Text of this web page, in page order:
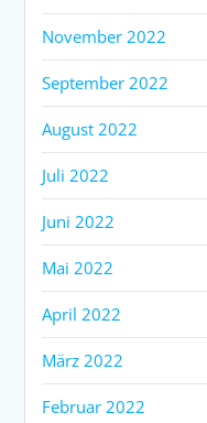
November 2022
September 2022
August 2022
Juli 2022
Juni 2022
Mai 2022
April 2022
März 2022
Februar 2022